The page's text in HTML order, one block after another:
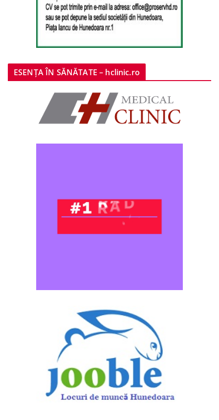
ESENȚA ÎN SĂNĂTATE – hclinic.ro